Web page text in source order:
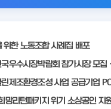
위한 노동조합 사례집 배포
2026